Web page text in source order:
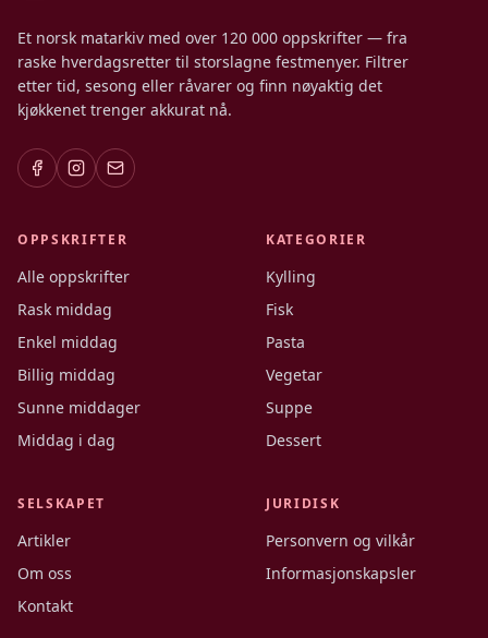
Et norsk matarkiv med over 120 000 oppskrifter — fra
raske hverdagsretter til storslagne festmenyer. Filtrer
etter tid, sesong eller råvarer og finn nøyaktig det
kjøkkenet trenger akkurat nå.
OPPSKRIFTER
Alle oppskrifter
Rask middag
Enkel middag
Billig middag
Sunne middager
Middag i dag
KATEGORIER
Kylling
Fisk
Pasta
Vegetar
Suppe
Dessert
SELSKAPET
Artikler
Om oss
Kontakt
JURIDISK
Personvern og vilkår
Informasjonskapsler